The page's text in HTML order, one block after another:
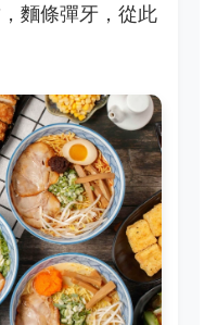
麵條彈牙，從此